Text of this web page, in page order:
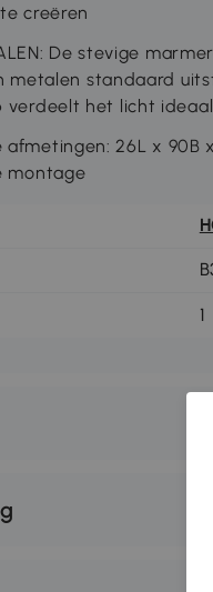
creëren
De stevige
standaard
verdeelt het licht
afmetingen: 26L x
montage
1